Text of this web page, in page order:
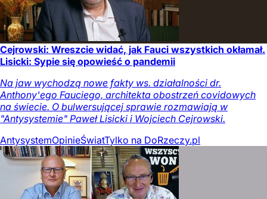
Cejrowski: Wreszcie widać, jak Fauci wszystkich okłamał.
Lisicki: Sypie się opowieść o pandemii
Na jaw wychodzą nowe fakty ws. działalności dr.
Anthony'ego Fauciego, architekta obostrzeń covidowych
na świecie. O bulwersującej sprawie rozmawiają w
"Antysystemie" Paweł Lisicki i Wojciech Cejrowski.
AntysystemOpinieŚwiatTylko na DoRzeczy.pl